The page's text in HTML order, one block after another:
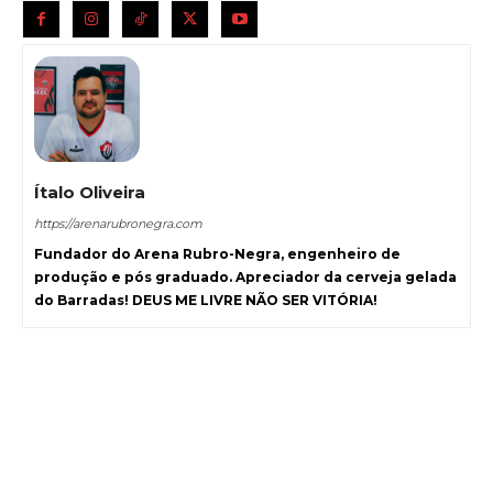
Ítalo Oliveira
https://arenarubronegra.com
Fundador do Arena Rubro-Negra, engenheiro de
produção e pós graduado. Apreciador da cerveja gelada
do Barradas! DEUS ME LIVRE NÃO SER VITÓRIA!